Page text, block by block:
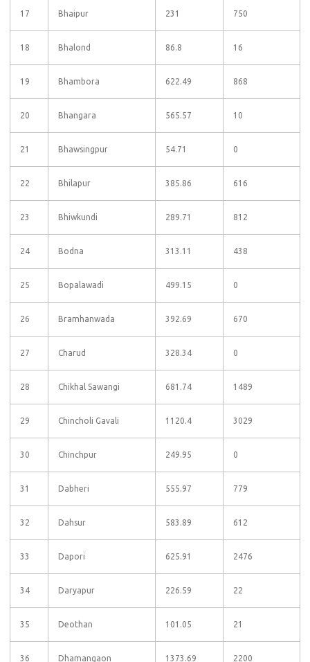
17 Bhaipur 231 750
18 Bhalond 86.8 16
19 Bhambora 622.49 868
20 Bhangara 565.57 10
21 Bhawsingpur 54.71 0
22 Bhilapur 385.86 616
23 Bhiwkundi 289.71 812
24 Bodna 313.11 438
25 Bopalawadi 499.15 0
26 Bramhanwada 392.69 670
27 Charud 328.34 0
28 Chikhal Sawangi 681.74 1489
29 Chincholi Gavali 1120.4 3029
30 Chinchpur 249.95 0
31 Dabheri 555.97 779
32 Dahsur 583.89 612
33 Dapori 625.91 2476
34 Daryapur 226.59 22
35 Deothan 101.05 21
36 Dhamangaon 1373.69 2200